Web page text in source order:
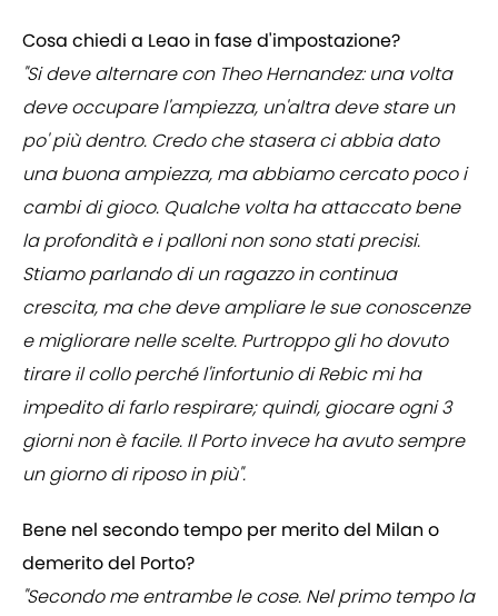
Cosa chiedi a Leao in fase d'impostazione?
"Si deve alternare con Theo Hernandez: una volta
deve occupare l'ampiezza, un'altra deve stare un
po' più dentro. Credo che stasera ci abbia dato
una buona ampiezza, ma abbiamo cercato poco i
cambi di gioco. Qualche volta ha attaccato bene
la profondità e i palloni non sono stati precisi.
Stiamo parlando di un ragazzo in continua
crescita, ma che deve ampliare le sue conoscenze
e migliorare nelle scelte. Purtroppo gli ho dovuto
tirare il collo perché l'infortunio di Rebic mi ha
impedito di farlo respirare; quindi, giocare ogni 3
giorni non è facile. Il Porto invece ha avuto sempre
un giorno di riposo in più".
Bene nel secondo tempo per merito del Milan o
demerito del Porto?
"Secondo me entrambe le cose. Nel primo tempo la